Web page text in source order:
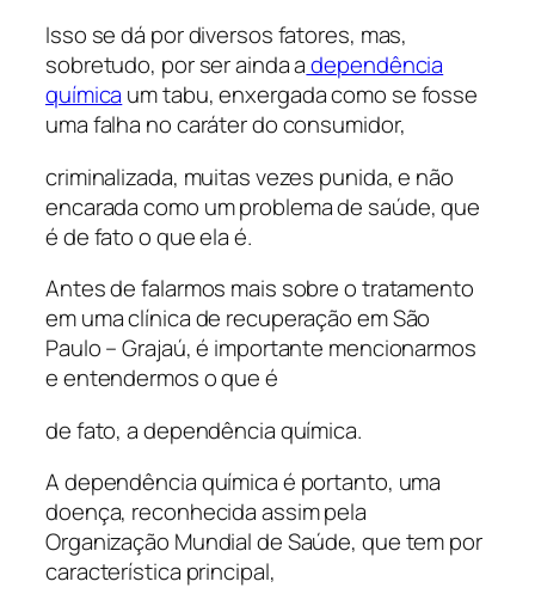
Isso se dá por diversos fatores, mas,
sobretudo, por ser ainda adependência
química um tabu, enxergada como se fosse
uma falha no caráter do consumidor,
criminalizada, muitas vezes punida, e não
encarada como um problema de saúde, que
é de fato o que ela é.
Antes de falarmos mais sobre o tratamento
em uma clínica de recuperação em São
Paulo – Grajaú, é importante mencionarmos
e entendermos o que é
de fato, a dependência química.
A dependência química é portanto, uma
doença, reconhecida assim pela
Organização Mundial de Saúde, que tem por
característica principal,